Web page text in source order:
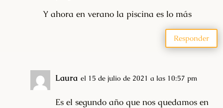
Y ahora en verano la piscina es lo más
Responder
Laura el 15 de julio de 2021 a las 10:57 pm
Es el segundo año que nos quedamos en